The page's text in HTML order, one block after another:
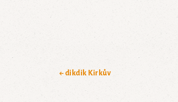
← dikdik Kirkův